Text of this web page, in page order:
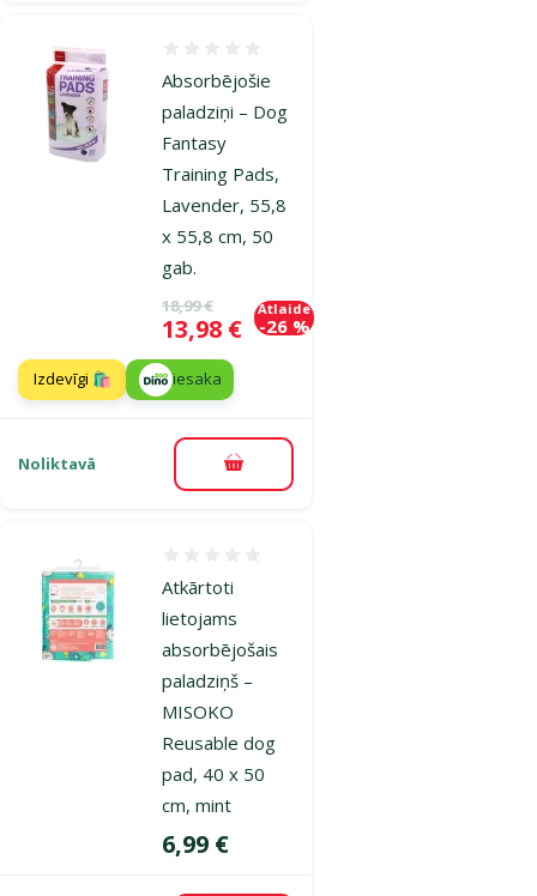
Absorbējošie
paladziņi – Dog
Fantasy
Training Pads,
Lavender, 55,8
x 55,8 cm, 50
gab.
Oriģinālā cena
18,99 €
Cena
13,98 €
Atlaide
-26 %
Izdevīgi 🛍️ iesaka
Noliktavā Pievienot grozam
Atkārtoti
lietojams
absorbējošais
paladziņš –
MISOKO
Reusable dog
pad, 40 x 50
cm, mint
Cena
6,99 €